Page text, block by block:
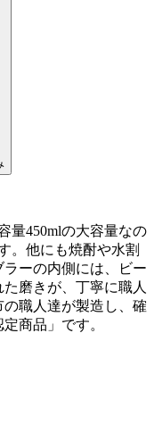
量450mlの大容量なの
。他にも焼酎や水割
ーの内側には、ビー
磨きが、丁寧に職人
職人達が製造し、確
商品」です。